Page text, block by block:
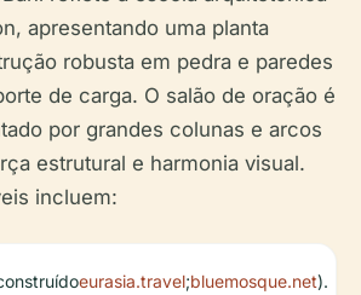
apresentando uma planta
robusta em pedra e paredes
de carga. O salão de oração é
por grandes colunas e arcos
estrutural e harmonia visual.
incluem:
eurasia.travel;bluemosque.net).